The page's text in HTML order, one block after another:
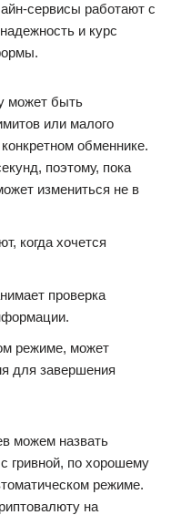
сервисы работают с
и курс
может быть
или малого
обменнике.
поэтому, пока
измениться не в
когда хочется
проверка
режиме, может
для завершения
можем назвать
гривной, по хорошему
режиме.
на